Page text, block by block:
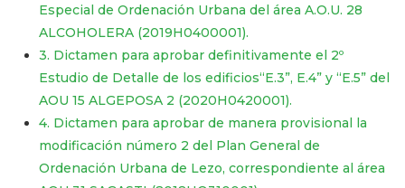
Especial de Ordenación Urbana del área A.O.U. 28
ALCOHOLERA (2019H0400001).
3. Dictamen para aprobar definitivamente el 2º
Estudio de Detalle de los edificios“E.3”, E.4” y “E.5” del
AOU 15 ALGEPOSA 2 (2020H0420001).
4. Dictamen para aprobar de manera provisional la
modificación número 2 del Plan General de
Ordenación Urbana de Lezo, correspondiente al área